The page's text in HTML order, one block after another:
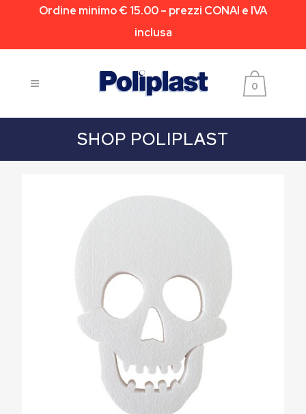
Ordine minimo € 15.00 – prezzi CONAI e IVA
inclusa
0
SHOP POLIPLAST